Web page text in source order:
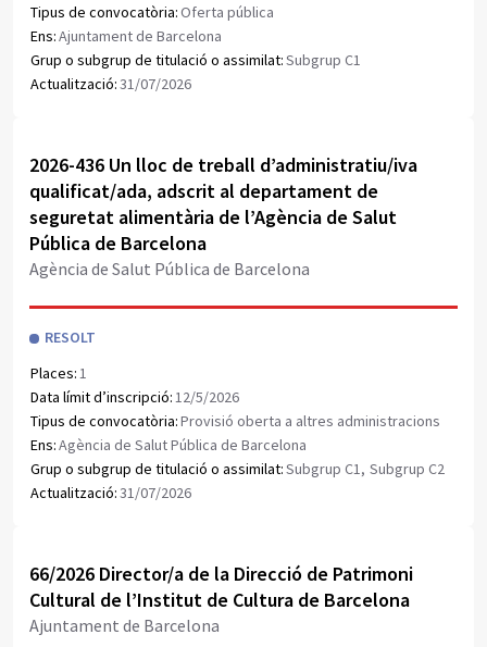
Tipus de convocatòria:Oferta pública
Ens:Ajuntament de Barcelona
Grup o subgrup de titulació o assimilat:Subgrup C1
Actualització:31/07/2026
Obrir document PDF
2026-436 Un lloc de treball d’administratiu/iva
qualificat/ada, adscrit al departament de
seguretat alimentària de l’Agència de Salut
Pública de Barcelona
Agència de Salut Pública de Barcelona
RESOLT
Places:1
Data límit d’inscripció:12/5/2026
Tipus de convocatòria:Provisió oberta a altres administracions
Ens:Agència de Salut Pública de Barcelona
Grup o subgrup de titulació o assimilat:Subgrup C1, Subgrup C2
Actualització:31/07/2026
Obrir document PDF
66/2026 Director/a de la Direcció de Patrimoni
Cultural de l’Institut de Cultura de Barcelona
Ajuntament de Barcelona